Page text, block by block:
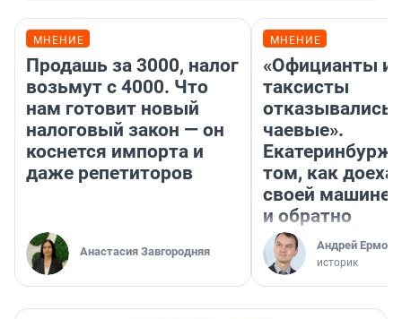
МНЕНИЕ
Продашь за 3000, налог
возьмут с 4000. Что
нам готовит новый
налоговый закон — он
коснется импорта и
даже репетиторов
Анастасия Завгородняя
МНЕНИЕ
«Официанты и
таксисты
отказывались
чаевые».
том, как
своей машине
и обратно
Андрей
историк